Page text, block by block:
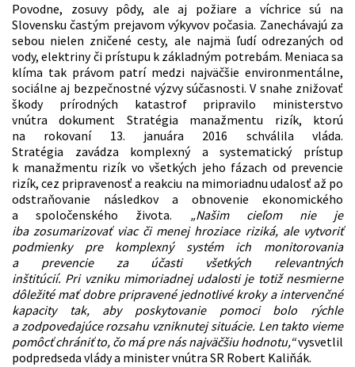
Povodne, zosuvy pôdy, ale aj požiare a víchrice sú na
Slovensku častým prejavom výkyvov počasia. Zanechávajú za
sebou nielen zničené cesty, ale najmä ľudí odrezaných od
vody, elektriny či prístupu k základným potrebám. Meniaca sa
klíma tak právom patrí medzi najväčšie environmentálne,
sociálne aj bezpečnostné výzvy súčasnosti. V snahe znižovať
škody prírodných katastrof pripravilo ministerstvo
vnútra dokument Stratégia manažmentu rizík, ktorú
na rokovaní 13. januára 2016 schválila vláda.
Stratégia zavádza komplexný a systematický prístup
k manažmentu rizík vo všetkých jeho fázach od prevencie
rizík, cez pripravenosť a reakciu na mimoriadnu udalosť až po
odstraňovanie následkov a obnovenie ekonomického
a spoločenského života. „Našim cieľom nie je
iba zosumarizovať viac či menej hroziace riziká, ale vytvoriť
podmienky pre komplexný systém ich monitorovania
a prevencie za účasti všetkých relevantných
inštitúcií. Pri vzniku mimoriadnej udalosti je totiž nesmierne
dôležité mať dobre pripravené jednotlivé kroky a intervenčné
kapacity tak, aby poskytovanie pomoci bolo rýchle
a zodpovedajúce rozsahu vzniknutej situácie. Len takto vieme
pomôcť chrániť to, čo má pre nás najväčšiu hodnotu,“vysvetlil
podpredseda vlády a minister vnútra SR Robert Kaliňák.